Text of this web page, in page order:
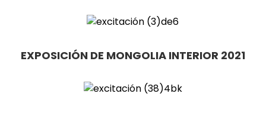
EXPOSICIÓN DE MONGOLIA INTERIOR 2021